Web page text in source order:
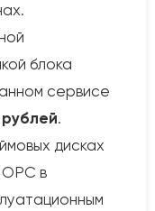
блока
сервисе
.
дисках
в